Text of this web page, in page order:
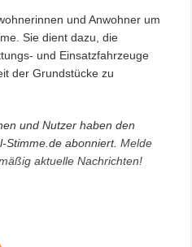
und Anwohner um
Sie dient dazu, die
und Einsatzfahrzeuge
der Grundstücke zu
und Nutzer haben den
Stimme.de abonniert.Melde
aktuelle Nachrichten!